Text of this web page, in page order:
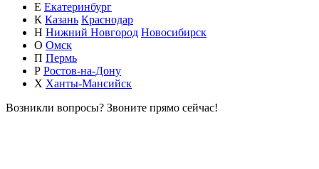
Е Екатеринбург
К Казань Краснодар
Н Нижний Новгород Новосибирск
О Омск
П Пермь
Р Ростов-на-Дону
Х Ханты-Мансийск
Возникли вопросы? Звоните прямо сейчас!